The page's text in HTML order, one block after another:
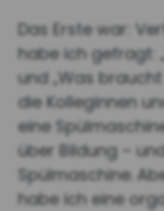
Das Erste war:
habe ich gefragt:
und „Was braucht
die Kolleginnen
eine
über Bildung –
Spülmaschine.
habe ich eine